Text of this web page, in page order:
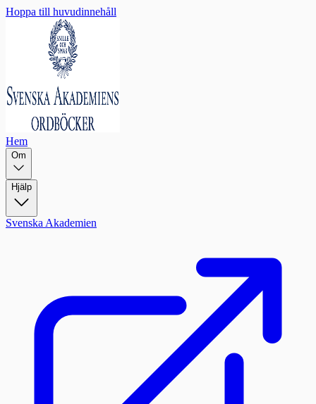
Hoppa till huvudinnehåll
Hem
Om
Hjälp
Svenska Akademien